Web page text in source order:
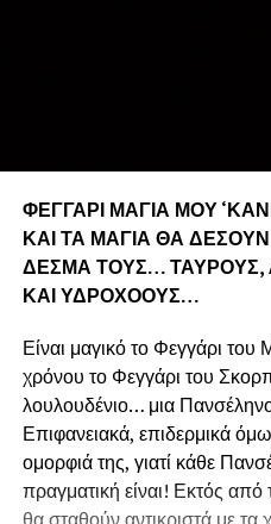
ΦΕΓΓΑΡΙ ΜΑΓΙΑ ΜΟΥ
ΚΑΙ ΤΑ ΜΑΓΙΑ ΘΑ
ΔΕΣΜΑ ΤΟΥΣ… ΤΑΥΡΟΥΣ,
ΚΑΙ ΥΔΡΟΧΟΟΥΣ…
Είναι μαγικό το Φεγγάρι
χρόνου το Φεγγάρι του
λουλουδένιο… μια
Επιφανειακά, επιδερμικά
ομορφιά της, γιατί κάθε
πραγματική είναι! Εκτός